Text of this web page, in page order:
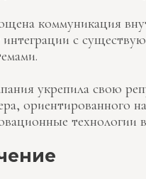
коммуникация
интеграции с
укрепила свою
ориентированного на
технологии